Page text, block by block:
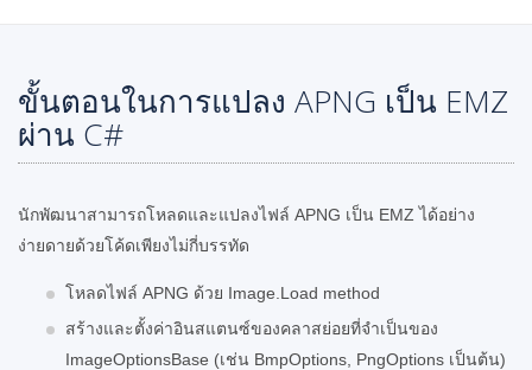
ขั้นตอนในการแปลง APNG เป็น EMZ
ผ่าน C#
นักพัฒนาสามารถโหลดและแปลงไฟล์ APNG เป็น EMZ ได้อย่าง
ง่ายดายด้วยโค้ดเพียงไม่กี่บรรทัด
โหลดไฟล์ APNG ด้วย Image.Load method
สร้างและตั้งค่าอินสแตนซ์ของคลาสย่อยที่จำเป็นของ
ImageOptionsBase (เช่น BmpOptions, PngOptions เป็นต้น)